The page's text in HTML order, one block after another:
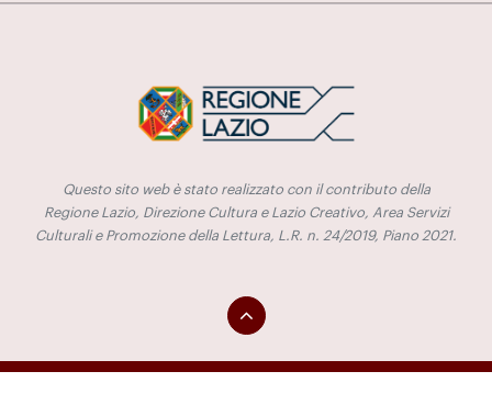
Questo sito web è stato realizzato con il contributo della
Regione Lazio, Direzione Cultura e Lazio Creativo, Area Servizi
Culturali e Promozione della Lettura, L.R. n. 24/2019, Piano 2021.